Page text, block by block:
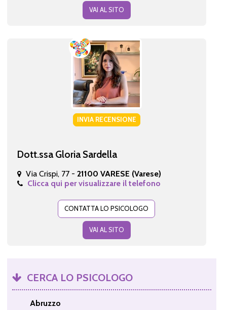
VAI AL SITO
INVIA RECENSIONE
Dott.ssa Gloria Sardella
Via Crispi, 77 - 21100 VARESE (Varese)
Clicca qui per visualizzare il telefono
CONTATTA LO PSICOLOGO
VAI AL SITO
CERCA LO PSICOLOGO
Abruzzo